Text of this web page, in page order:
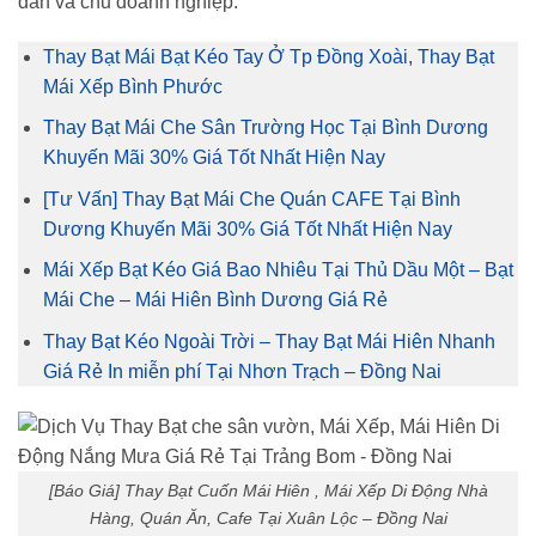
Thay Bạt Mái Bạt Kéo Tay Ở Tp Đồng Xoài, Thay Bạt
Mái Xếp Bình Phước
Thay Bạt Mái Che Sân Trường Học Tại Bình Dương
Khuyến Mãi 30% Giá Tốt Nhất Hiện Nay
[Tư Vấn] Thay Bạt Mái Che Quán CAFE Tại Bình
Dương Khuyến Mãi 30% Giá Tốt Nhất Hiện Nay
Mái Xếp Bạt Kéo Giá Bao Nhiêu Tại Thủ Dầu Một – Bạt
Mái Che – Mái Hiên Bình Dương Giá Rẻ
Thay Bạt Kéo Ngoài Trời – Thay Bạt Mái Hiên Nhanh
Giá Rẻ In miễn phí Tại Nhơn Trạch – Đồng Nai
[Báo Giá] Thay Bạt Cuốn Mái Hiên , Mái Xếp Di Động Nhà
Hàng, Quán Ăn, Cafe Tại Xuân Lộc – Đồng Nai